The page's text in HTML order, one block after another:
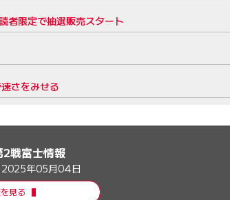
者限定で抽選販売スタート
さをみせる
戦富士情報
年05月04日
見る